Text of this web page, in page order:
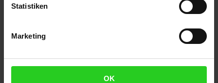
Statistiken
Marketing
OK